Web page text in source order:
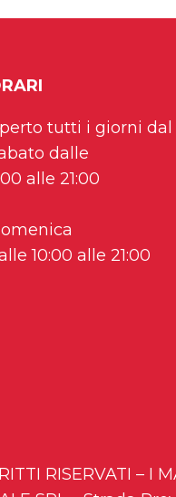
tutti i giorni dal
dalle
alle 21:00
10:00 alle 21:00
RISERVATI – I